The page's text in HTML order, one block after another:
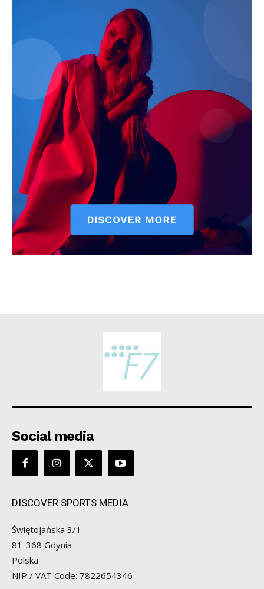
Social media
DISCOVER SPORTS MEDIA
Świętojańska 3/1
81-368 Gdynia
Polska
NIP / VAT Code: 7822654346